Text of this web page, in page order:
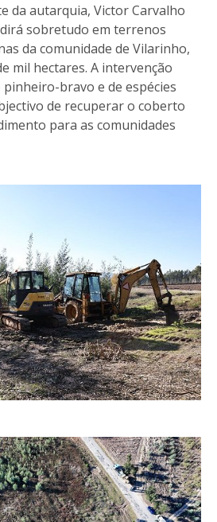
da autarquia, Victor Carvalho
sobretudo em terrenos
da comunidade de Vilarinho,
mil hectares. A intervenção
bravo e de espécies
de recuperar o coberto
para as comunidades